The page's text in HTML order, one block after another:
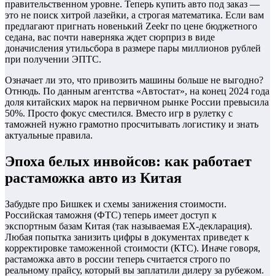
правительственном уровне. Теперь купить авто под заказ —
это не поиск хитрой лазейки, а строгая математика. Если вам
предлагают пригнать новенький Zeekr по цене бюджетного
седана, вас почти наверняка ждет сюрприз в виде
доначисления утильсбора в размере пары миллионов рублей
при получении ЭПТС.
Означает ли это, что привозить машины больше не выгодно?
Отнюдь. По данным агентства «Автостат», на конец 2024 года
доля китайских марок на первичном рынке России превысила
50%. Просто фокус сместился. Вместо игр в рулетку с
таможней нужно грамотно просчитывать логистику и знать
актуальные правила.
Эпоха белых инвойсов: как работает
растаможка авто из Китая
Забудьте про Бишкек и схемы занижения стоимости.
Российская таможня (ФТС) теперь имеет доступ к
экспортным базам Китая (так называемая EX-декларация).
Любая попытка занизить цифры в документах приведет к
корректировке таможенной стоимости (КТС). Иначе говоря,
растаможка авто в россии теперь считается строго по
реальному прайсу, который вы заплатили дилеру за рубежом.